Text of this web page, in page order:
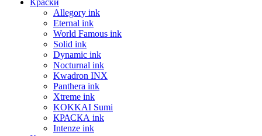
Краски
Allegory ink
Eternal ink
World Famous ink
Solid ink
Dynamic ink
Nocturnal ink
Kwadron INX
Panthera ink
Xtreme ink
KOKKAI Sumi
КРАСКА ink
Intenze ink